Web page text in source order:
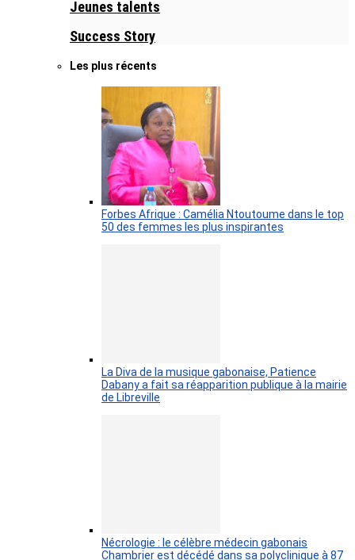
Jeunes talents
Success Story
Les plus récents
Forbes Afrique : Camélia Ntoutoume dans le top
50 des femmes les plus inspirantes
La Diva de la musique gabonaise, Patience
Dabany a fait sa réapparition publique à la mairie
de Libreville
Nécrologie : le célèbre médecin gabonais
Chambrier est décédé dans sa polyclinique à 87